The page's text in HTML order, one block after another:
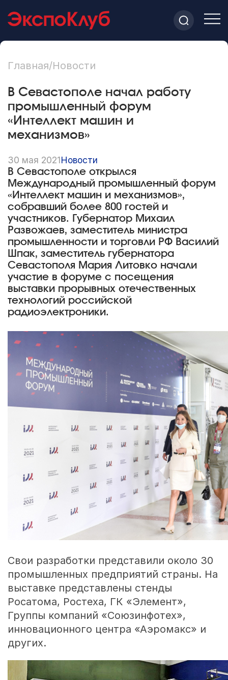
Главная/Новости
В Севастополе начал работу
промышленный форум
«Интеллект машин и
механизмов»
30 мая 2021Новости
В Севастополе открылся
Международный промышленный форум
«Интеллект машин и механизмов»,
собравший более 800 гостей и
участников. Губернатор Михаил
Развожаев, заместитель министра
промышленности и торговли РФ Василий
Шпак, заместитель губернатора
Севастополя Мария Литовко начали
участие в форуме с посещения
выставки прорывных отечественных
технологий российской
радиоэлектроники.
Свои разработки представили около 30
промышленных предприятий страны. На
выставке представлены стенды
Росатома, Ростеха, ГК «Элемент»,
Группы компаний «Союзинфотех»,
инновационного центра «Аэромакс» и
других.